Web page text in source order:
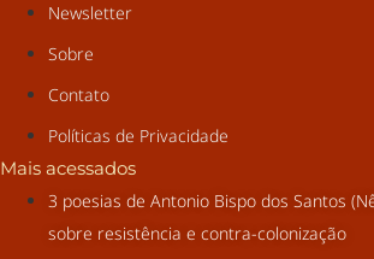
Newsletter
Sobre
Contato
Políticas de Privacidade
Mais acessados
3 poesias de Antonio Bispo dos Santos
sobre resistência e contra-colonização